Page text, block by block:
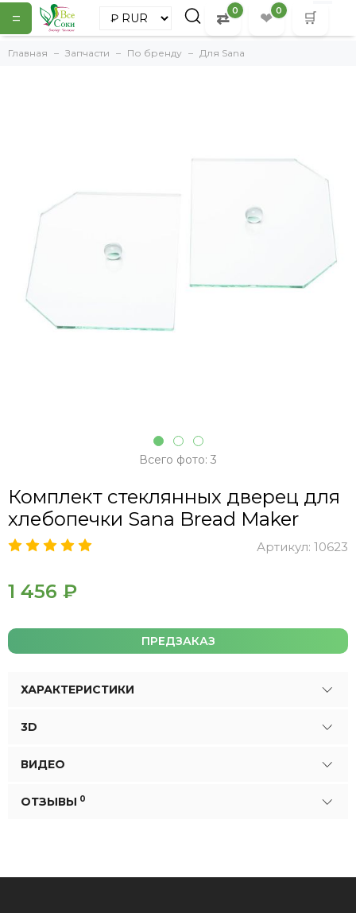
= ⇄ 0 ❤ 0 🛒
Главная Запчасти По бренду Для Sana
Всего фото: 3
Комплект стеклянных дверец для
хлебопечки Sana Bread Maker
Артикул: 10623
1 456 ₽
ПРЕДЗАКАЗ
ХАРАКТЕРИСТИКИ
3D
ВИДЕО
ОТЗЫВЫ 0